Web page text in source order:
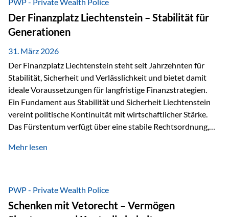
heißt das:Diese Gelder gehören im Konkursfall nicht zur
allgemeinen Konkursmasse, sondern werden ausschließlich
zur Erfüllung…
Der Finanzplatz Liechtenstein – Stabilität für
Generationen
31. März 2026
Der Finanzplatz Liechtenstein steht seit Jahrzehnten für
Stabilität, Sicherheit und Verlässlichkeit und bietet damit
ideale Voraussetzungen für langfristige Finanzstrategien.
Ein Fundament aus Stabilität und Sicherheit Liechtenstein
vereint politische Kontinuität mit wirtschaftlicher Stärke.
Das Fürstentum verfügt über eine stabile Rechtsordnung,
monarchischen Elementen basiert. Diese Struktur schafft
und Unternehmen. Ein wesentliches Merkmal ist die
Staatsfinanzierung: Liechtenstein weist keine
Staatsschulden auf, und der Schutz der wirtschaftlichen
Mehr lesen
PWP - Private Wealth Police
Schenken mit Vetorecht – Vermögen